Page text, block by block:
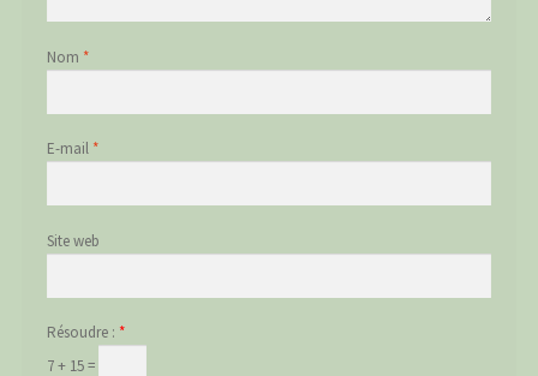
Nom *
E-mail *
Site web
Résoudre : *
7 + 15 =